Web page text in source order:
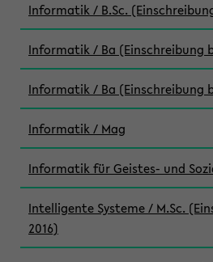
Informatik / B.Sc.
Informatik / Ba (Einschreibung
Informatik / Ba (Einschreibung
Informatik / Mag
Informatik für Geistes- und
Intelligente Systeme / M.Sc.
2016)